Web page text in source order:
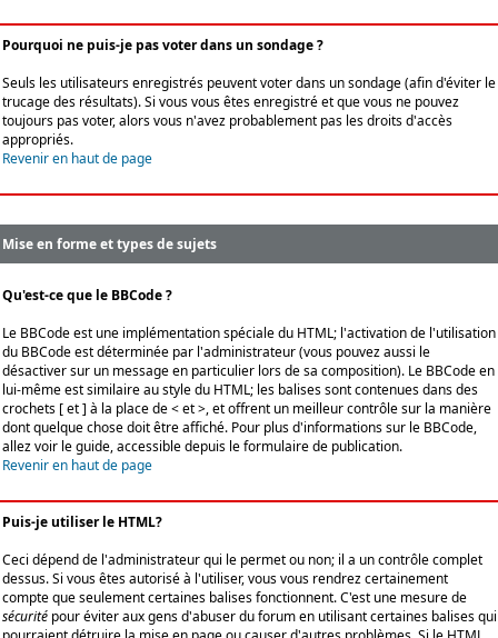
Pourquoi ne puis-je pas voter dans un sondage ?
Seuls les utilisateurs enregistrés peuvent voter dans un sondage (afin d'éviter le
trucage des résultats). Si vous vous êtes enregistré et que vous ne pouvez
toujours pas voter, alors vous n'avez probablement pas les droits d'accès
appropriés.
Revenir en haut de page
Mise en forme et types de sujets
Qu'est-ce que le BBCode ?
Le BBCode est une implémentation spéciale du HTML; l'activation de l'utilisation
du BBCode est déterminée par l'administrateur (vous pouvez aussi le
désactiver sur un message en particulier lors de sa composition). Le BBCode en
lui-même est similaire au style du HTML; les balises sont contenues dans des
crochets [ et ] à la place de < et >, et offrent un meilleur contrôle sur la manière
dont quelque chose doit être affiché. Pour plus d'informations sur le BBCode,
allez voir le guide, accessible depuis le formulaire de publication.
Revenir en haut de page
Puis-je utiliser le HTML?
Ceci dépend de l'administrateur qui le permet ou non; il a un contrôle complet
dessus. Si vous êtes autorisé à l'utiliser, vous vous rendrez certainement
compte que seulement certaines balises fonctionnent. C'est une mesure de
sécurité pour éviter aux gens d'abuser du forum en utilisant certaines balises qui